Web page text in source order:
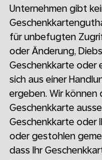
Unternehmen gibt
für unbefugten
oder Änderung,
Geschenkkarte oder
sich aus einer
ergeben. Wir können
Geschenkkarte
Geschenkkarte oder
oder gestohlen
dass Ihr